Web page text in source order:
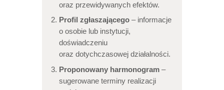
oraz przewidywanych efektów.
Profil zgłaszającego – informacje
o osobie lub instytucji,
doświadczeniu
oraz dotychczasowej działalności.
Proponowany harmonogram –
sugerowane terminy realizacji